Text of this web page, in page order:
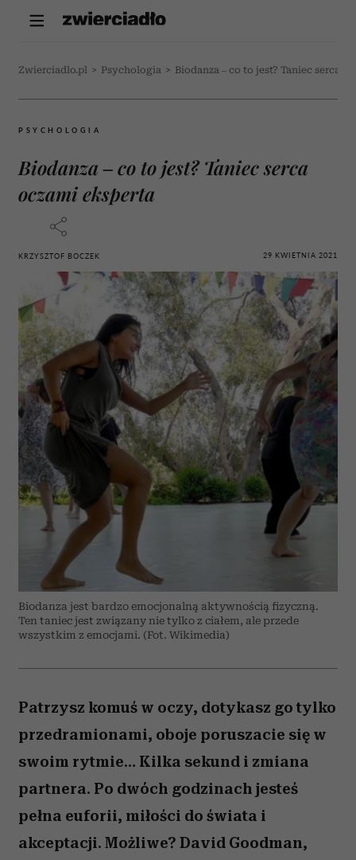
Zwierciadlo.pl > Psychologia > Biodanza – co to jest? Taniec serca
PSYCHOLOGIA
Biodanza – co to jest? Taniec serca
oczami eksperta
KRZYSZTOF BOCZEK 29 KWIETNIA 2021
Biodanza jest bardzo emocjonalną aktywnością fizyczną.
Ten taniec jest związany nie tylko z ciałem, ale przede
wszystkim z emocjami. (Fot. Wikimedia)
Patrzysz komuś w oczy, dotykasz go tylko
przedramionami, oboje poruszacie się w
swoim rytmie… Kilka sekund i zmiana
partnera. Po dwóch godzinach jesteś
pełna euforii, miłości do świata i
akceptacji. Możliwe? David Goodman,